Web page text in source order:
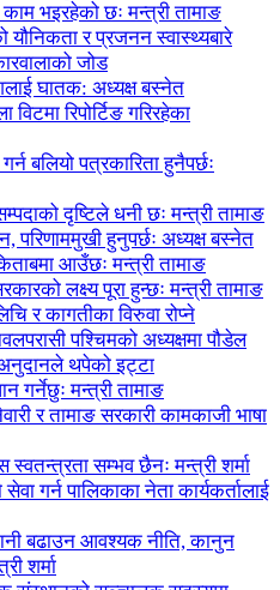
भइरहेको छः मन्त्री तामाङ
र प्रजनन स्वास्थ्यबारे
जोड
घातक: अध्यक्ष बस्नेत
विटमा रिपोर्टिङ गरिरहेका
बलियो पत्रकारिता हुनैपर्छः
दृष्टिले धनी छः मन्त्री तामाङ
परिणाममुखी हुनुपर्छः अध्यक्ष बस्नेत
आउँछः मन्त्री तामाङ
लक्ष्य पूरा हुन्छः मन्त्री तामाङ
र कागतीका विरुवा रोप्ने
पश्चिमको अध्यक्षमा पौडेल
अनुदानले थपेको इट्टा
गर्नेछुः मन्त्री तामाङ
र तामाङ सरकारी कामकाजी भाषा
स्वतन्त्रता सम्भव छैनः मन्त्री शर्मा
गर्न पालिकाका नेता कार्यकर्तालाई
बढाउन आवश्यक नीति, कानुन
शर्मा